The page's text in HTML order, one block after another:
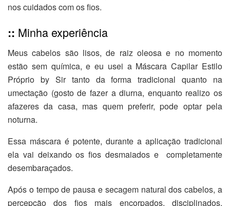
nos cuidados com os fios.
:: Minha experiência
Meus cabelos são lisos, de raiz oleosa e no momento
estão sem química, e eu usei a Máscara Capilar Estilo
Próprio by Sir tanto da forma tradicional quanto na
umectação (gosto de fazer a diurna, enquanto realizo os
afazeres da casa, mas quem preferir, pode optar pela
noturna.
Essa máscara é potente, durante a aplicação tradicional
ela vai deixando os fios desmaiados e completamente
desembaraçados.
Após o tempo de pausa e secagem natural dos cabelos, a
percepção dos fios mais encorpados, disciplinados,